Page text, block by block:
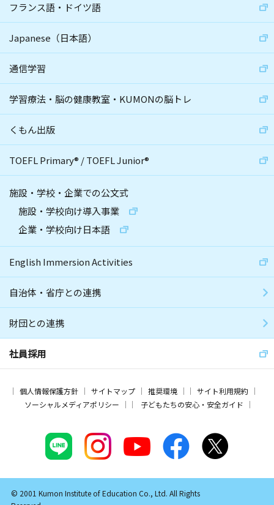
フランス語・ドイツ語
Japanese（日本語）
通信学習
学習療法・脳の健康教室・KUMONの脳トレ
くもん出版
TOEFL Primary® /TOEFL Junior®
施設・学校・企業での公文式
施設・学校向け導入事業
企業・学校向け日本語
English Immersion Activities
自治体・省庁との連携
財団との連携
社員採用
個人情報保護方針 サイトマップ 推奨環境
サイト利用規約
ソーシャルメディアポリシー
子どもたちの安心・安全ガイド
© 2001 Kumon Institute of Education Co., Ltd. All Rights